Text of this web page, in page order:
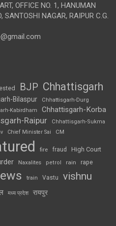
OFFICE NO. 1, HANUMAN
SANTOSHI NAGAR, RAIPUR C.G.
BJP Chhattisgarh
Bilaspur Chhattisgarh-Durg
Kabirdham Chhattisgarh-Korba
Raipur
Chhattisgarh-Sukma
Chief Minister Sai CM
fire fraud High Court
Naxalites petrol rain rape
train Vastu vishnu
मध्य प्रदेश रायपुर